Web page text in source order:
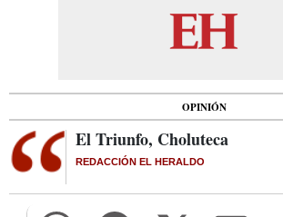
OPINIÓN
El Triunfo, Choluteca
REDACCIÓN EL HERALDO